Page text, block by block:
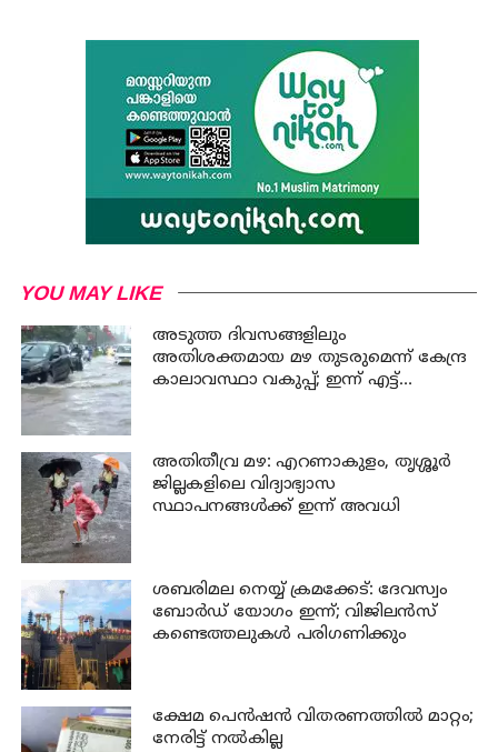
YOU MAY LIKE
അടുത്ത ദിവസങ്ങളിലും
അതിശക്തമായ മഴ തുടരുമെന്ന് കേന്ദ്ര
കാലാവസ്ഥാ വകുപ്പ്; ഇന്ന് എട്ട്
അതിതീവ്ര മഴ: എറണാകുളം, തൃശ്ശൂർ
ജില്ലകളിലെ വിദ്യാഭ്യാസ
സ്ഥാപനങ്ങൾക്ക് ഇന്ന് അവധി
ശബരിമല നെയ്യ് ക്രമക്കേട്: ദേവസ്വം
ബോർഡ് യോഗം ഇന്ന്; വിജിലൻസ്
കണ്ടെത്തലുകൾ പരിഗണിക്കും
ക്ഷേമ പെന്‍ഷന്‍ വിതരണത്തില്‍ മാറ്റം;
നേരിട്ട് നല്‍കില്ല